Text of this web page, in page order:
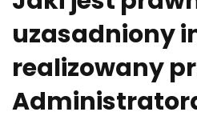
uzasadniony
realizowany